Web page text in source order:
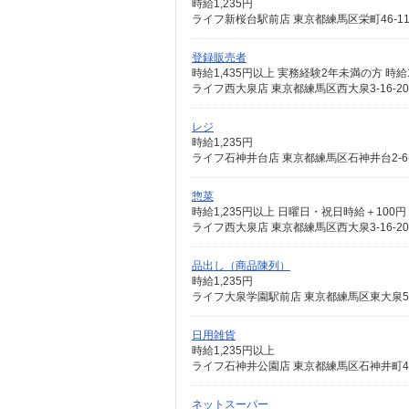
時給1,235円
ライフ新桜台駅前店 東京都練馬区栄町46-11
登録販売者
時給1,435円以上 実務経験2年未満の方 時
ライフ西大泉店 東京都練馬区西大泉3-16-20
レジ
時給1,235円
ライフ石神井台店 東京都練馬区石神井台2-
惣菜
時給1,235円以上 日曜日・祝日時給＋100円
ライフ西大泉店 東京都練馬区西大泉3-16-20
品出し（商品陳列）
時給1,235円
ライフ大泉学園駅前店 東京都練馬区東大泉
日用雑貨
時給1,235円以上
ライフ石神井公園店 東京都練馬区石神井町
ネットスーパー